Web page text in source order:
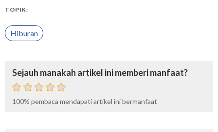
TOPIK:
Hiburan
Sejauh manakah artikel ini memberi manfaat?
100% pembaca mendapati artikel ini bermanfaat